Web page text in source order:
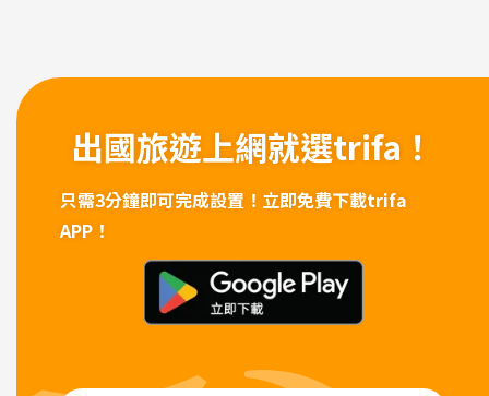
出國旅遊上網就選trifa！
只需3分鐘即可完成設置！ 立即免費下載trifa
APP！